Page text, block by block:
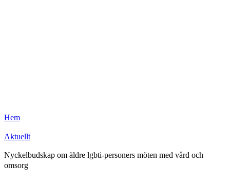
Hem
Aktuellt
Nyckelbudskap om äldre lgbti-personers möten med vård och
omsorg